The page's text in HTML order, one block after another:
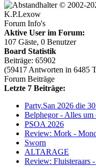
© 2002-
K.P.Lexow
Forum Info's
Aktive User im Forum:
107 Gäste, 0 Benutzer
Board Statistik
Beiträge: 65902
(59417 Antworten in 6485
Forum Beiträge
Letzte 7 Beiträge:
Party.San 2026 die
Belphegor - Alles um
PSOA 2026
Review: Mork -
Sworn
ALTARAGE
Review: Fluisteraars